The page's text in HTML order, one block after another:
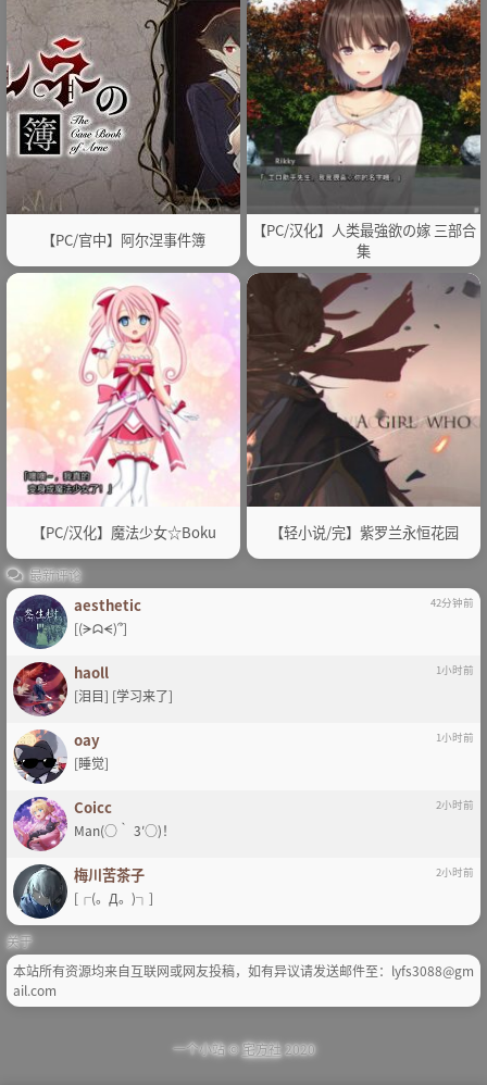
【PC/官中】阿尔涅事件簿
【PC/汉化】人类最強欲の嫁 三部合
集
【PC/汉化】魔法少女☆Boku 【轻小说/完】紫罗兰永恒花园
最新评论
aesthetic 42分钟前
[(ᗒᗣᗕ)՞]
haoll 1小时前
[泪目] [学习来了]
oay 1小时前
[睡觉]
Coicc 2小时前
Man(○｀ 3′○)！
梅川苦茶子 2小时前
[┌(。Д。)┐]
关于
本站所有资源均来自互联网或网友投稿，如有异议请发送邮件至：lyfs3088@gm
ail.com
一个小站 ©宅方社2020